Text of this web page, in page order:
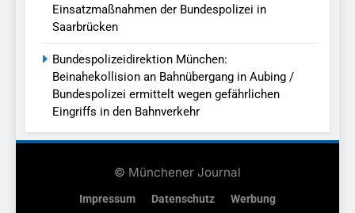
Einsatzmaßnahmen der Bundespolizei in
Saarbrücken
Bundespolizeidirektion München:
Beinahekollision an Bahnübergang in Aubing /
Bundespolizei ermittelt wegen gefährlichen
Eingriffs in den Bahnverkehr
© Münchener Journal
Impressum Datenschutz Werbung